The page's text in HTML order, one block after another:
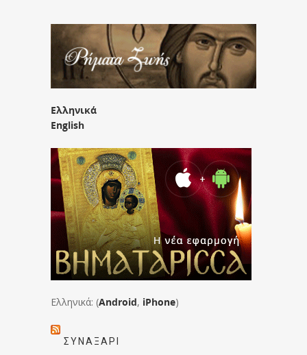
Ελληνικά
English
Ελληνικά: (Android, iPhone)
ΣΥΝΑΞΆΡΙ